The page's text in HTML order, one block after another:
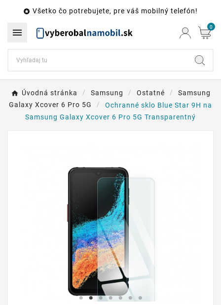
 Všetko čo potrebujete, pre váš mobilný telefón!
 0
Úvodná stránka Samsung Ostatné
Samsung
Galaxy Xcover 6 Pro 5G
Ochranné sklo Blue Star 9H na
Samsung Galaxy Xcover 6 Pro 5G Transparentný